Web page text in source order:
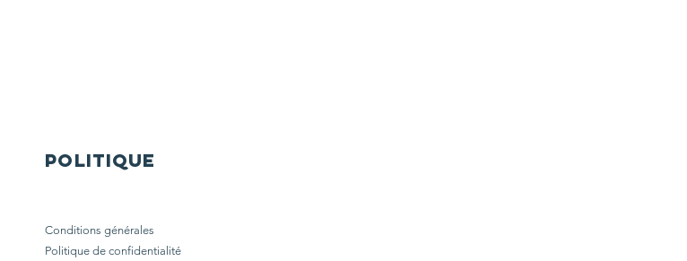
POLITIQUE
Conditions générales
Politique de confidentialité